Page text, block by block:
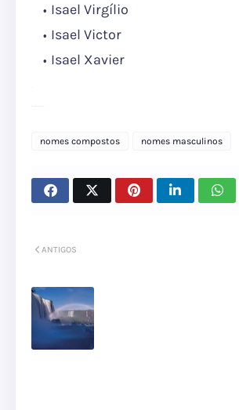
Isael Virgílio
Isael Victor
Isael Xavier
nomes compostos nomes masculinos
ANTIGOS